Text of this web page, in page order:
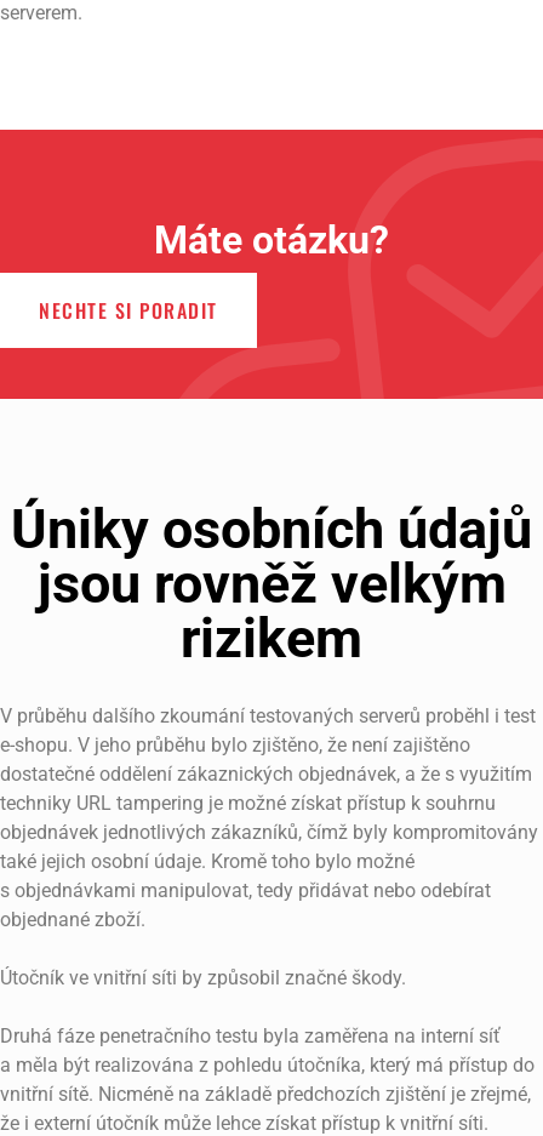
serverem.
Máte otázku?
NECHTE SI PORADIT
Úniky osobních údajů
jsou rovněž velkým
rizikem
V průběhu dalšího zkoumání testovaných serverů proběhl i test
e-shopu. V jeho průběhu bylo zjištěno, že není zajištěno
dostatečné oddělení zákaznických objednávek, a že s využitím
techniky URL tampering je možné získat přístup k souhrnu
objednávek jednotlivých zákazníků, čímž byly kompromitovány
také jejich osobní údaje. Kromě toho bylo možné
s objednávkami manipulovat, tedy přidávat nebo odebírat
objednané zboží.
Útočník ve vnitřní síti by způsobil značné škody.
Druhá fáze penetračního testu byla zaměřena na interní síť
a měla být realizována z pohledu útočníka, který má přístup do
vnitřní sítě. Nicméně na základě předchozích zjištění je zřejmé,
že i externí útočník může lehce získat přístup k vnitřní síti.